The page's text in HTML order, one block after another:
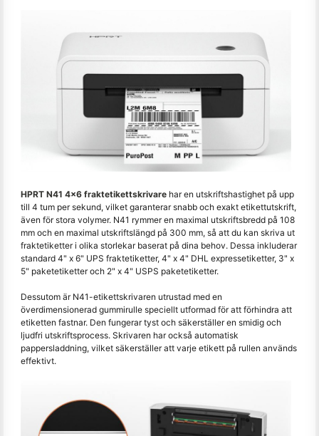
HPRT N41 4x6 fraktetikettskrivare har en utskriftshastighet på upp
till 4 tum per sekund, vilket garanterar snabb och exakt etikettutskrift,
även för stora volymer. N41 rymmer en maximal utskriftsbredd på 108
mm och en maximal utskriftslängd på 300 mm, så att du kan skriva ut
fraktetiketter i olika storlekar baserat på dina behov. Dessa inkluderar
standard 4" x 6" UPS fraktetiketter, 4" x 4" DHL expressetiketter, 3" x
5" paketetiketter och 2" x 4" USPS paketetiketter.
Dessutom är N41-etikettskrivaren utrustad med en
överdimensionerad gummirulle speciellt utformad för att förhindra att
etiketten fastnar. Den fungerar tyst och säkerställer en smidig och
ljudfri utskriftsprocess. Skrivaren har också automatisk
pappersladdning, vilket säkerställer att varje etikett på rullen används
effektivt.